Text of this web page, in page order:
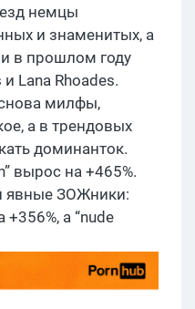
немцы
и знаменитых, а
в прошлом году
Lana Rhoades.
снова милфы,
а в трендовых
доминанток.
вырос на +465%.
явные ЗОЖники:
+356%, а “nude